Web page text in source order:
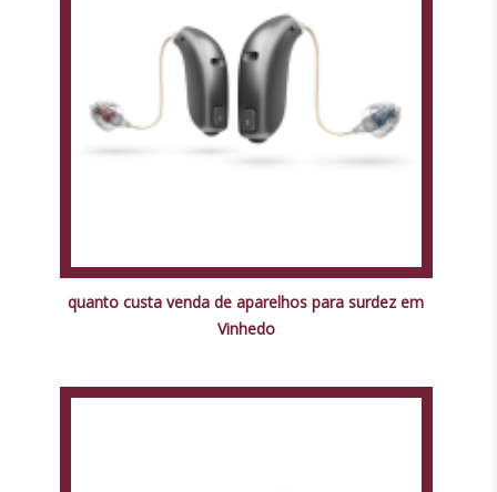
quanto custa venda de aparelhos para surdez em
Vinhedo